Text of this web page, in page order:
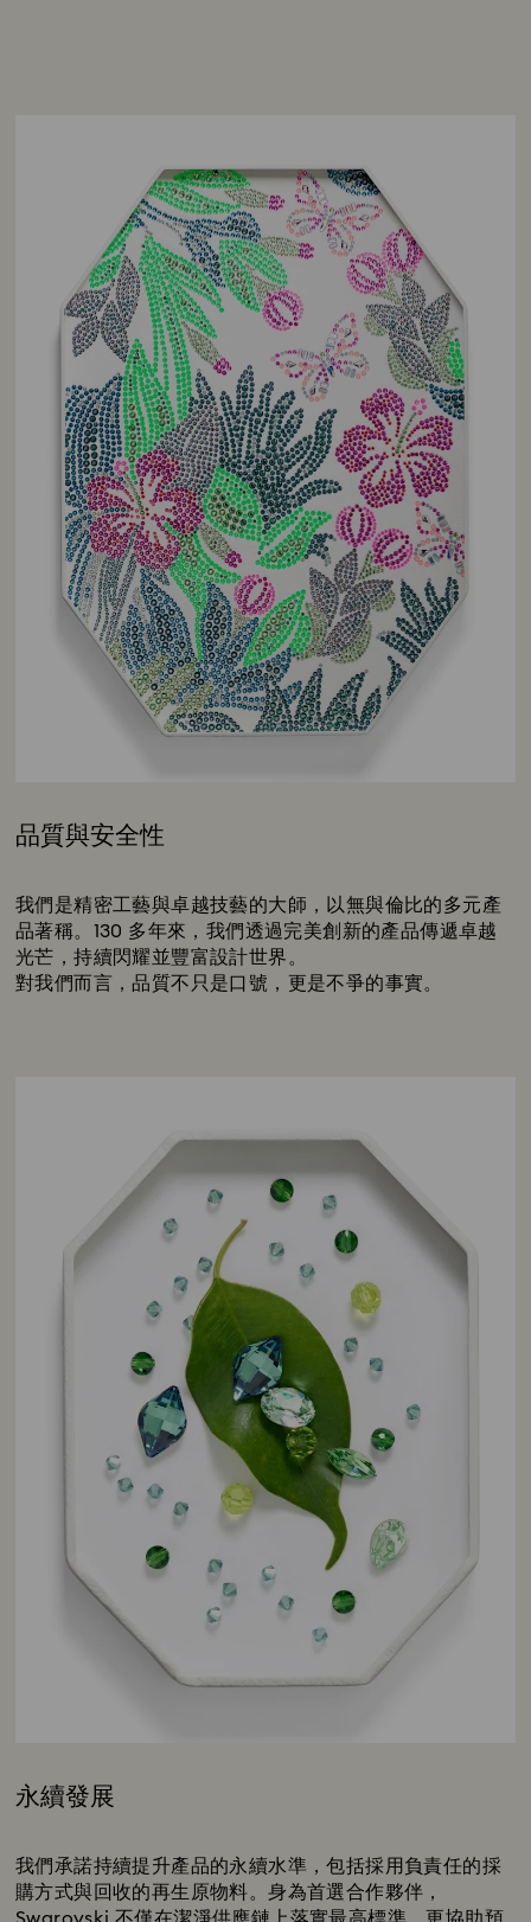
品質與安全性
我們是精密工藝與卓越技藝的大師，以無與倫比的多元產
品著稱。130 多年來，我們透過完美創新的產品傳遞卓越
光芒，持續閃耀並豐富設計世界。
對我們而言，品質不只是口號，更是不爭的事實。
永續發展
我們承諾持續提升產品的永續水準，包括採用負責任的採
購方式與回收的再生原物料。身為首選合作夥伴，